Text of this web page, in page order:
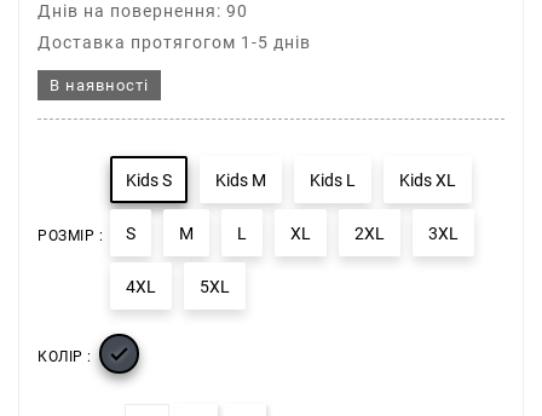
Днів на повернення: 90
Доставка протягогом 1-5 днів
В наявності
РОЗМІР :
Kids S Kids M Kids L Kids XL
S M L XL 2XL 3XL
4XL 5XL
КОЛІР : 